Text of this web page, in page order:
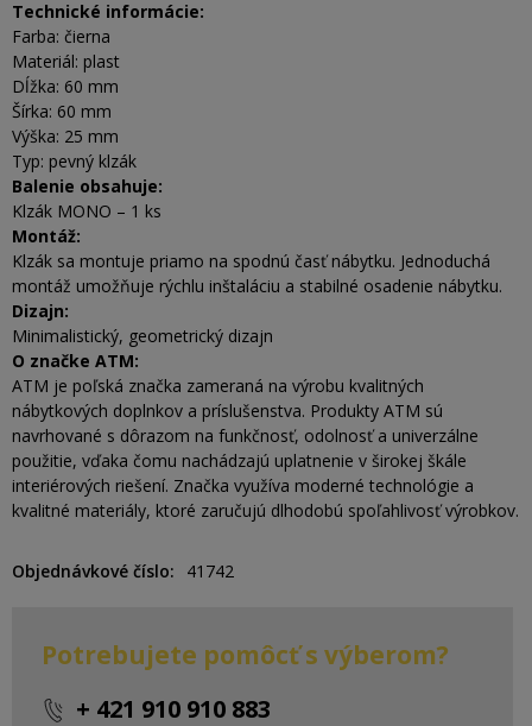
Technické informácie:
Farba: čierna
Materiál: plast
Dĺžka: 60 mm
Šírka: 60 mm
Výška: 25 mm
Typ: pevný klzák
Balenie obsahuje:
Klzák MONO – 1 ks
Montáž:
Klzák sa montuje priamo na spodnú časť nábytku. Jednoduchá
montáž umožňuje rýchlu inštaláciu a stabilné osadenie nábytku.
Dizajn:
Minimalistický, geometrický dizajn
O značke ATM:
ATM je poľská značka zameraná na výrobu kvalitných
nábytkových doplnkov a príslušenstva. Produkty ATM sú
navrhované s dôrazom na funkčnosť, odolnosť a univerzálne
použitie, vďaka čomu nachádzajú uplatnenie v širokej škále
interiérových riešení. Značka využíva moderné technológie a
kvalitné materiály, ktoré zaručujú dlhodobú spoľahlivosť výrobkov.
Objednávkové číslo 41742
Potrebujete pomôcť s výberom?
+ 421 910 910 883